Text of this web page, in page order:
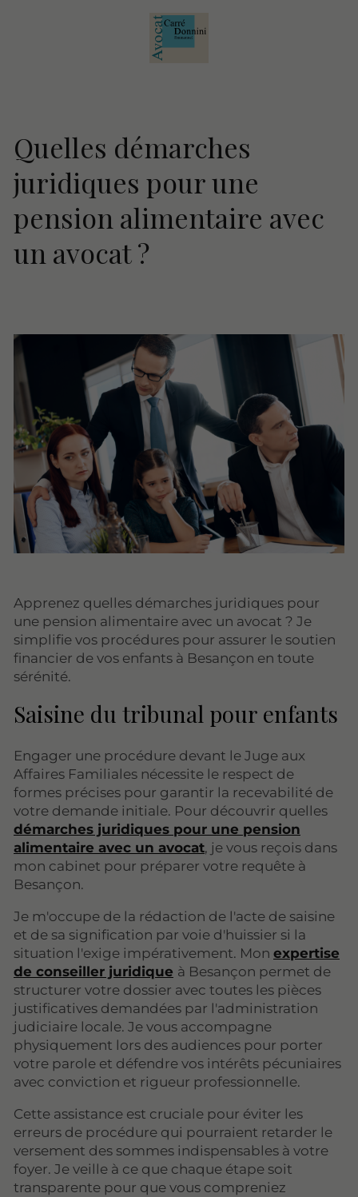
Quelles démarches
juridiques pour une
pension alimentaire avec
un avocat ?
Apprenez quelles démarches juridiques pour
une pension alimentaire avec un avocat ? Je
simplifie vos procédures pour assurer le soutien
financier de vos enfants à Besançon en toute
sérénité.
Saisine du tribunal pour enfants
Engager une procédure devant le Juge aux
Affaires Familiales nécessite le respect de
formes précises pour garantir la recevabilité de
votre demande initiale. Pour découvrir quelles
démarches juridiques pour une pension
alimentaire avec un avocat, je vous reçois dans
mon cabinet pour préparer votre requête à
Besançon.
Je m'occupe de la rédaction de l'acte de saisine
et de sa signification par voie d'huissier si la
situation l'exige impérativement. Mon expertise
de conseiller juridique à Besançon permet de
structurer votre dossier avec toutes les pièces
justificatives demandées par l'administration
judiciaire locale. Je vous accompagne
physiquement lors des audiences pour porter
votre parole et défendre vos intérêts pécuniaires
avec conviction et rigueur professionnelle.
Cette assistance est cruciale pour éviter les
erreurs de procédure qui pourraient retarder le
versement des sommes indispensables à votre
foyer. Je veille à ce que chaque étape soit
transparente pour que vous compreniez